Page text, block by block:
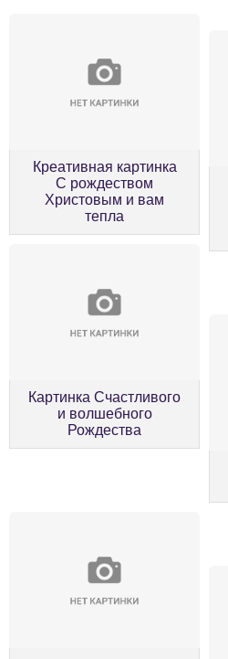
Креативная картинка
С рождеством
Христовым и вам
тепла
Картинка Счастливого
и волшебного
Рождества